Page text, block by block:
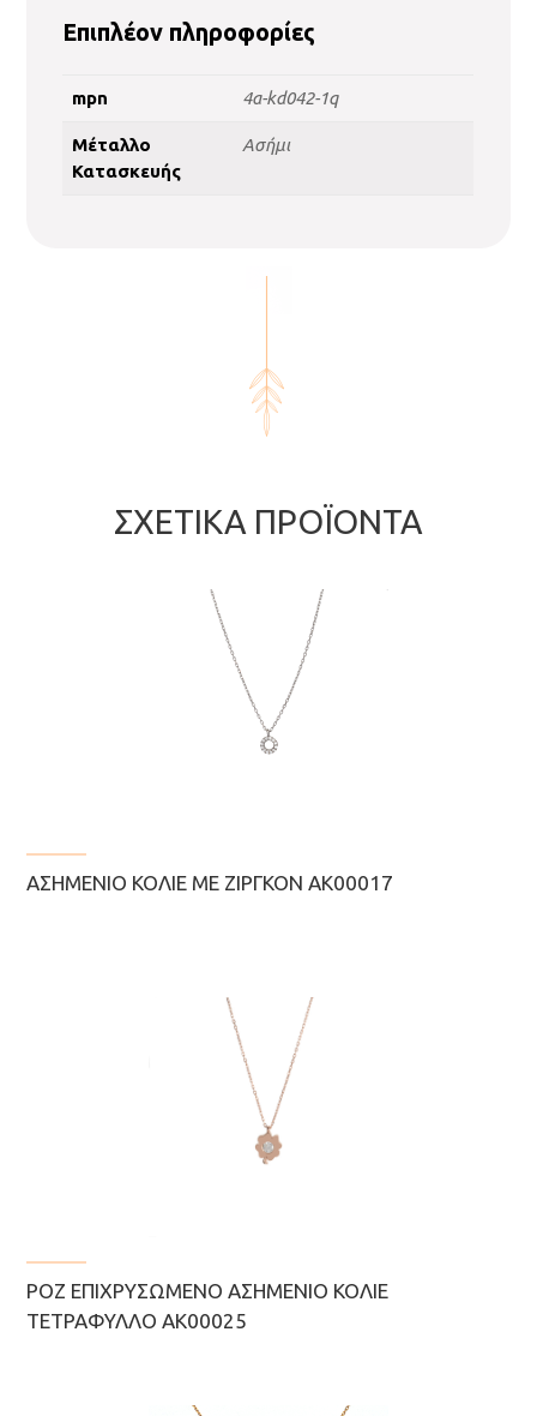
Επιπλέον πληροφορίες
mpn 4a-kd042-1q
Μέταλλο
Κατασκευής
Ασήμι
ΣΧΕΤΙΚΆ ΠΡΟΪΌΝΤΑ
ΑΣΗΜΈΝΙΟ ΚΟΛΙΈ ΜΕ ΖΙΡΓΚΌΝ ΑΚ00017
ΡΟΖ ΕΠΙΧΡΥΣΩΜΈΝΟ ΑΣΗΜΈΝΙΟ ΚΟΛΙΈ
ΤΕΤΡΆΦΥΛΛΟ ΑΚ00025